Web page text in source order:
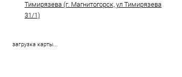
Тимирязева (г. Магнитогорск, ул Тимирязева
31/1)
загрузка карты...